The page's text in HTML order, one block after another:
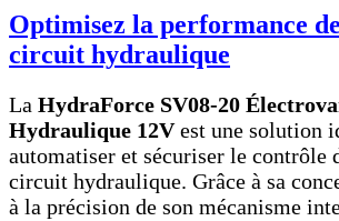
Optimisez la performance
circuit hydraulique
La HydraForce SV08-20
Hydraulique 12Vest une solution
automatiser et sécuriser le contrôle
circuit hydraulique. Grâce à sa
à la précision de son mécanisme